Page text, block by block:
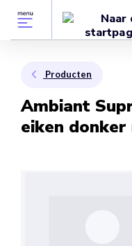
Producten
Ambiant
eiken